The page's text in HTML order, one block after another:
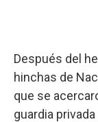
Después del
hinchas de
que se
guardia